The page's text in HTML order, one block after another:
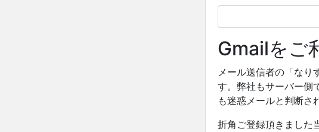
Gmailをご
メール送信者の「なり
す。弊社もサーバー側
も迷惑メールと判断さ
折角ご登録頂きました